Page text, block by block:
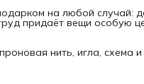
на любой случай:
придаёт вещи особую
нить, игла, схема